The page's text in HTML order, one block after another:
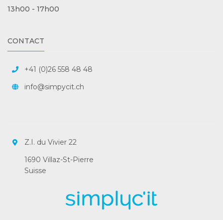
13h00 - 17h00
CONTACT
+41 (0)26 558 48 48
info@simpycit.ch
Z.I. du Vivier 22
1690 Villaz-St-Pierre
Suisse